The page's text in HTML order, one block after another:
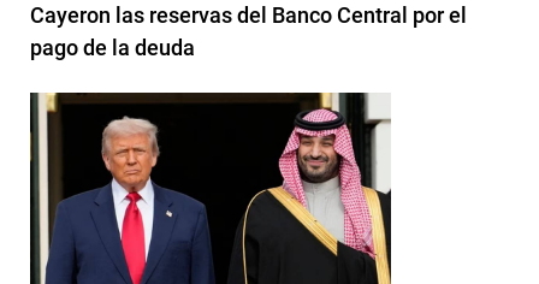
Cayeron las reservas del Banco Central por el
pago de la deuda